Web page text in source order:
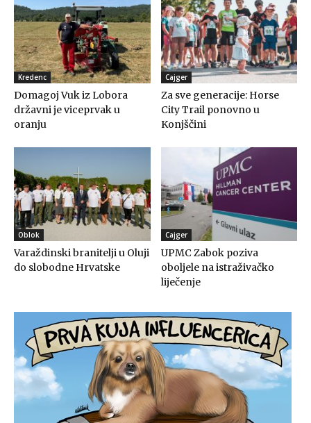
Kredenc
Domagoj Vuk iz Lobora
državni je viceprvak u
oranju
Cajger
Za sve generacije: Horse
City Trail ponovno u
Konjščini
Oblok
Varaždinski branitelji u Oluji
do slobodne Hrvatske
Cajger
UPMC Zabok poziva
oboljele na istraživačko
liječenje